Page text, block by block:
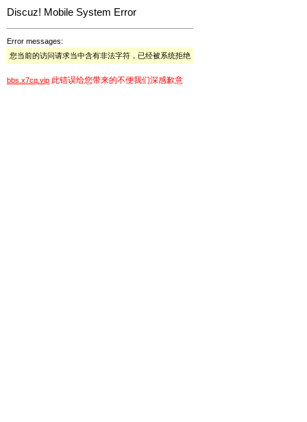
Discuz! Mobile System Error
Error messages:
您当前的访问请求当中含有非法字符，已经被系统拒绝
bbs.x7cq.vip 此错误给您带来的不便我们深感歉意